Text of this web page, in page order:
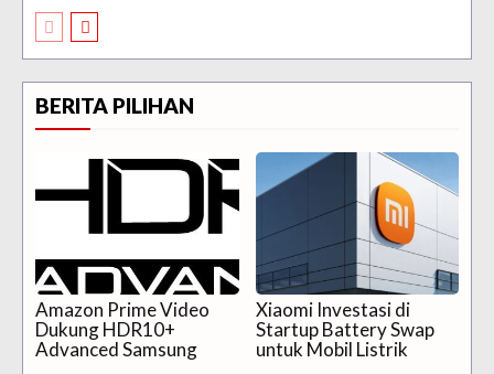
BERITA PILIHAN
Amazon Prime Video
Dukung HDR10+
Advanced Samsung
Xiaomi Investasi di
Startup Battery Swap
untuk Mobil Listrik